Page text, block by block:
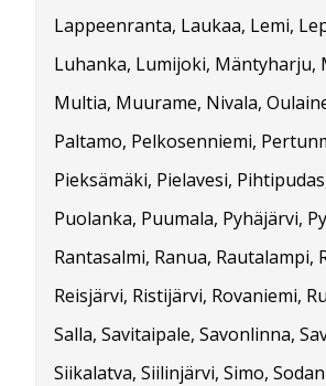
Lappeenranta, Laukaa, Lemi,
Luhanka, Lumijoki, Mäntyharju,
Multia, Muurame, Nivala,
Paltamo, Pelkosenniemi,
Pieksämäki, Pielavesi,
Puolanka, Puumala, Pyhäjärvi,
Rantasalmi, Ranua, Rautalampi,
Reisjärvi, Ristijärvi, Rovaniemi,
Salla, Savitaipale, Savonlinna,
Siikalatva, Siilinjärvi, Simo,